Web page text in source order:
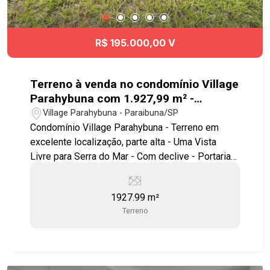
R$ 195.000,00 V
Terreno à venda no condomínio Village
Parahybuna com 1.927,99 m² -
Paraibuna - SP
Village Parahybuna - Paraibuna/SP
Condomínio Village Parahybuna - Terreno em
excelente localização, parte alta - Uma Vista
Livre para Serra do Mar - Com declive - Portaria
Prestadores de Serviço Lazer do condomínio: -
Quadra de Tênis para os amantes do esporte -
Campo de Futebol Society para jogar com amigos
1927.99 m²
Terreno